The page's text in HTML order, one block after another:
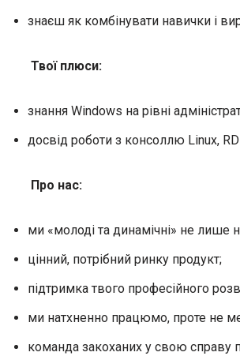
знаєш як комбінувати навички і
Твої плюси:
знання Windows на рівні
досвід роботи з консоллю Linux,
Про нас:
ми «молоді та динамічні» не лише
цінний, потрібний ринку продукт;
підтримка твого професійного
ми натхненно працюмо, проте не
команда закоханих у свою справу